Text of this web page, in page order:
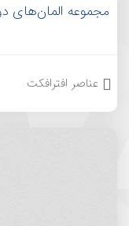
مجموعه المان‌های
عناصر افترافکت